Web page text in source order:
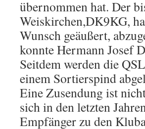
übernommen hat. Der
Weiskirchen,DK9KG,
Wunsch geäußert,
konnte Hermann Josef
Seitdem werden die
einem Sortierspind
Eine Zusendung ist
sich in den letzten
Empfänger zu den